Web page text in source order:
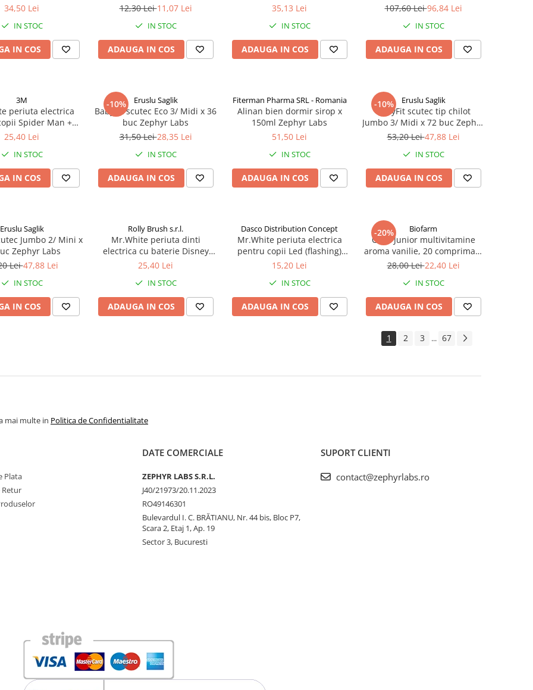
34,50 Lei
IN STOC
IN COS
12,30 Lei11,07 Lei
IN STOC
ADAUGA IN COS
35,13 Lei
IN STOC
ADAUGA IN COS
107,60 Lei96,84 Lei
IN STOC
ADAUGA IN COS
3M
periuta electrica
Spider Man +4
Zephyr Labs
25,40 Lei
IN STOC
IN COS
-10% Eruslu Saglik
BabyFit scutec Eco 3/ Midi x 36
buc Zephyr Labs
31,50 Lei28,35 Lei
IN STOC
ADAUGA IN COS
Fiterman Pharma SRL - Romania
Alinan bien dormir sirop x
150ml Zephyr Labs
51,50 Lei
IN STOC
ADAUGA IN COS
-10% Eruslu Saglik
BabyFit scutec tip chilot
Jumbo 3/ Midi x 72 buc Zephyr
Labs
53,20 Lei47,88 Lei
IN STOC
ADAUGA IN COS
Eruslu Saglik
Jumbo 2/ Mini x
Zephyr Labs
Lei47,88 Lei
IN STOC
IN COS
Rolly Brush s.r.l.
Mr.White periuta dinti
electrica cu baterie Disney
Mickey Zephyr Labs
25,40 Lei
IN STOC
ADAUGA IN COS
Dasco Distribution Concept
Mr.White periuta electrica
pentru copii Led (flashing)
Spider-Man +3 ani Zephyr
15,20 Lei
IN STOC
ADAUGA IN COS
-20% Biofarm
Cavit Junior multivitamine
aroma vanilie, 20 comprimate
masticabile Zephyr Labs
28,00 Lei22,40 Lei
IN STOC
ADAUGA IN COS
1 2 3 ... 67
mai multe in Politica de Confidentialitate
Plata
Retur
DATE COMERCIALE
ZEPHYR LABS S.R.L.
J40/21973/20.11.2023
RO49146301
Bulevardul I. C. BRĂTIANU, Nr. 44 bis, Bloc P7,
Scara 2, Etaj 1, Ap. 19
Sector 3, Bucuresti
SUPORT CLIENTI
contact@zephyrlabs.ro